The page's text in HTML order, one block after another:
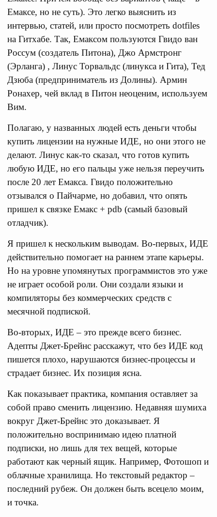
Емаксе, но не суть). Это легко выяснить из
интервью, статей, или просто посмотреть dotfiles
на Гитхабе. Так, Емаксом пользуются Гвидо ван
Россум (создатель Питона), Джо Армстронг
(Эрланга) , Линус Торвальдс (линукса и Гита), Тед
Дзюба (предприниматель из Долины). Армин
Ронахер, чей вклад в Питон неоценим, используем
Вим.
Полагаю, у названных людей есть деньги чтобы
купить лицензии на нужные ИДЕ, но они этого не
делают. Линус как-то сказал, что готов купить
любую ИДЕ, но его пальцы уже нельзя переучить
после 20 лет Емакса. Гвидо положительно
отзывался о Пайчарме, но добавил, что опять
пришел к связке Емакс + pdb (самый базовый
отладчик).
Я пришел к нескольким выводам. Во-первых, ИДЕ
действительно помогает на раннем этапе карьеры.
Но на уровне упомянутых программистов это уже
не играет особой роли. Они создали языки и
компиляторы без коммерческих средств с
месячной подпиской.
Во-вторых, ИДЕ – это прежде всего бизнес.
Адепты Джет-Брейнс расскажут, что без ИДЕ код
пишется плохо, нарушаются бизнес-процессы и
страдает бизнес. Их позиция ясна.
Как показывает практика, компания оставляет за
собой право сменить лицензию. Недавняя шумиха
вокруг Джет-Брейнс это доказывает. Я
положительно воспринимаю идею платной
подписки, но лишь для тех вещей, которые
работают как черный ящик. Например, Фотошоп и
облачные хранилища. Но текстовый редактор –
последний рубеж. Он должен быть всецело моим,
и точка.